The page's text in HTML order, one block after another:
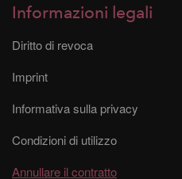
Informazioni legali
Diritto di revoca
Imprint
Informativa sulla privacy
Condizioni di utilizzo
Annullare il contratto